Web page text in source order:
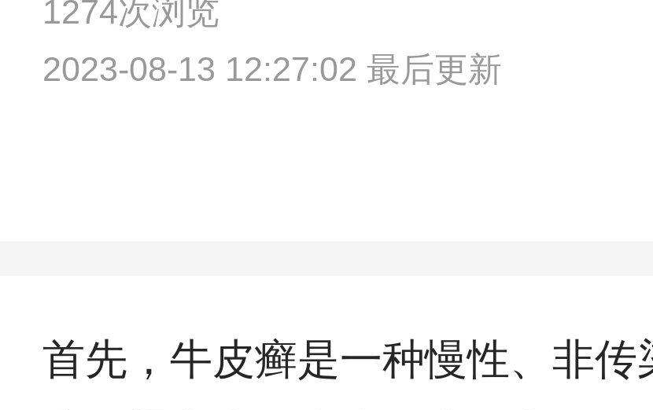
1274次浏览
2023-08-13 12:27:02 最后更新
首先，牛皮癣是一种慢性、非